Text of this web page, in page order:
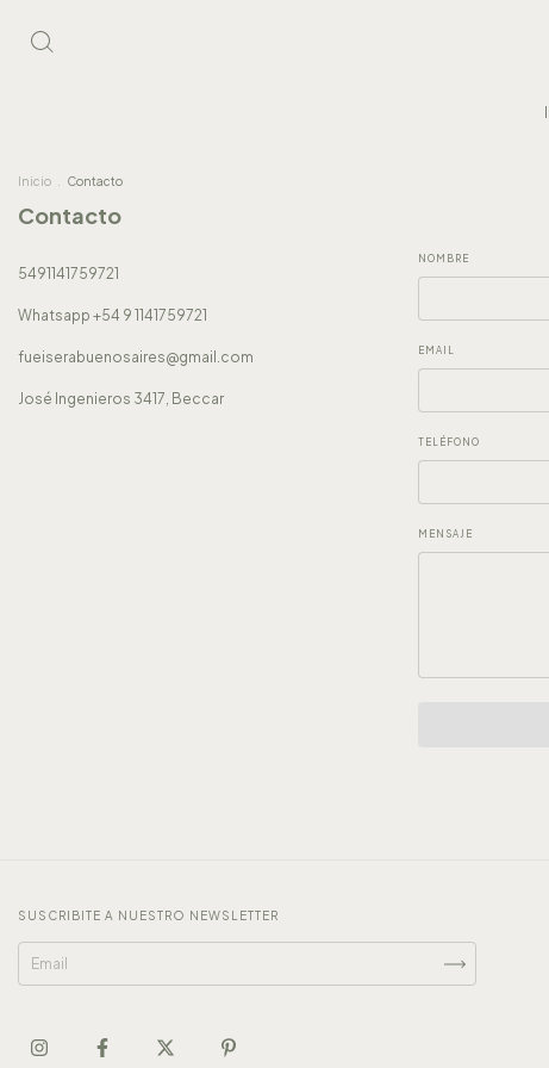
Inicio Contacto
Contacto
5491141759721
Whatsapp +54 9 1141759721
fueiserabuenosaires@gmail.com
José Ingenieros 3417, Beccar
NOMBRE
EMAIL
TELÉFONO
MENSAJE
SUSCRIBITE A NUESTRO NEWSLETTER